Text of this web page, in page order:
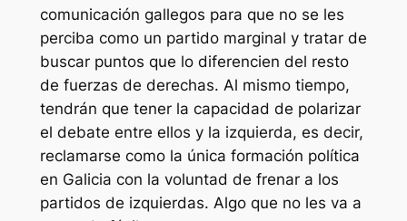
comunicación gallegos para que no se les
perciba como un partido marginal y tratar de
buscar puntos que lo diferencien del resto
de fuerzas de derechas. Al mismo tiempo,
tendrán que tener la capacidad de polarizar
el debate entre ellos y la izquierda, es decir,
reclamarse como la única formación política
en Galicia con la voluntad de frenar a los
partidos de izquierdas. Algo que no les va a